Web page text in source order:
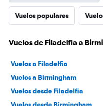
Vuelos populares
Vuelos de Filadelfia a
Vuelos a Filadelfia
Vuelos a Birmingham
Vuelos desde Filadelfia